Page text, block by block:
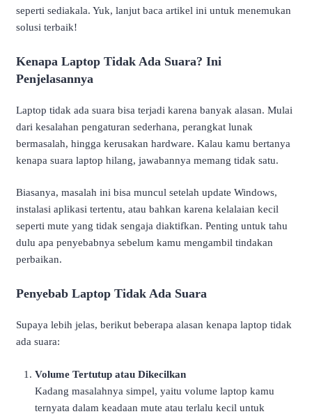
seperti sediakala. Yuk, lanjut baca artikel ini untuk menemukan
solusi terbaik!
Kenapa Laptop Tidak Ada Suara? Ini
Penjelasannya
Laptop tidak ada suara bisa terjadi karena banyak alasan. Mulai
dari kesalahan pengaturan sederhana, perangkat lunak
bermasalah, hingga kerusakan hardware. Kalau kamu bertanya
kenapa suara laptop hilang, jawabannya memang tidak satu.
Biasanya, masalah ini bisa muncul setelah update Windows,
instalasi aplikasi tertentu, atau bahkan karena kelalaian kecil
seperti mute yang tidak sengaja diaktifkan. Penting untuk tahu
dulu apa penyebabnya sebelum kamu mengambil tindakan
perbaikan.
Penyebab Laptop Tidak Ada Suara
Supaya lebih jelas, berikut beberapa alasan kenapa laptop tidak
ada suara:
Volume Tertutup atau Dikecilkan
Kadang masalahnya simpel, yaitu volume laptop kamu
ternyata dalam keadaan mute atau terlalu kecil untuk